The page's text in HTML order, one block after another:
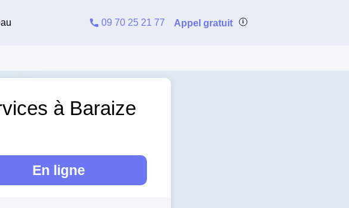
09 70 25 21 77 Appel gratuit
à Baraize
En ligne